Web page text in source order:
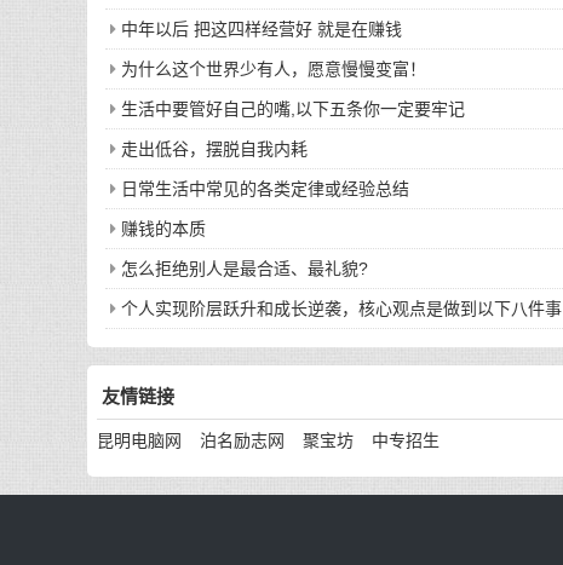
中年以后 把这四样经营好 就是在赚钱
为什么这个世界少有人，愿意慢慢变富！
生活中要管好自己的嘴,以下五条你一定要牢记
走出低谷，摆脱自我内耗
日常生活中常见的各类定律或经验总结
赚钱的本质
怎么拒绝别人是最合适、最礼貌?
个人实现阶层跃升和成长逆袭，核心观点是做到以下八件事
友情链接
昆明电脑网 泊名励志网 聚宝坊 中专招生